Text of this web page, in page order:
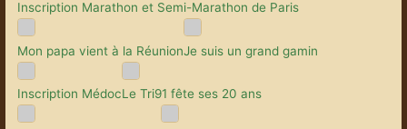
Inscription Marathon et Semi-Marathon de Paris
Mon papa vient à la RéunionJe suis un grand gamin
Inscription MédocLe Tri91 fête ses 20 ans